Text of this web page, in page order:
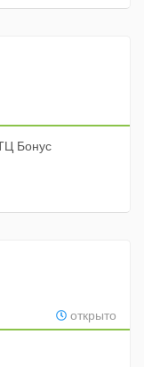
Бонус
открыто